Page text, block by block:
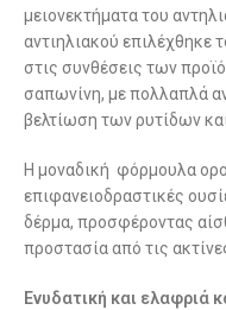
μειονεκτήματα του
αντιηλιακού επιλέχθηκε
στις συνθέσεις των
σαπωνίνη, με πολλαπλά
βελτίωση των ρυτίδων
Η μοναδική φόρμουλα
επιφανειοδραστικές
δέρμα, προσφέροντας
προστασία από τις
Ενυδατική και ελαφριά